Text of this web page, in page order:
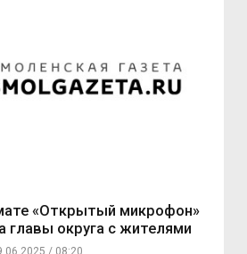
«Открытый микрофон»
главы округа с жителями
/ 08:20